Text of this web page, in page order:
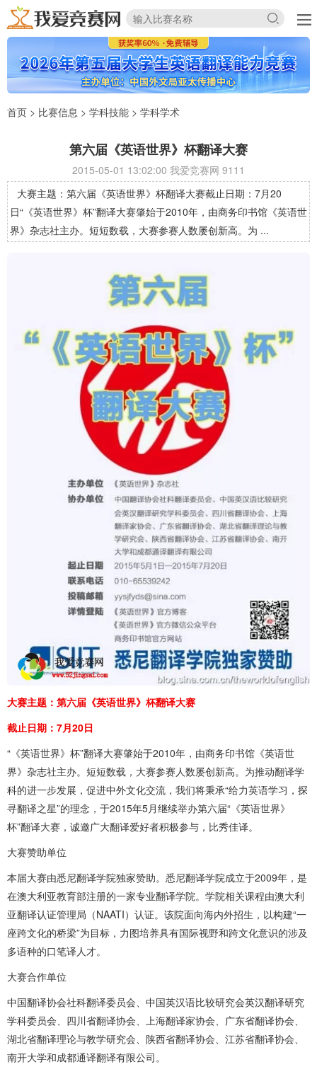
首页 > 比赛信息 > 学科技能 > 学科学术
第六届《英语世界》杯翻译大赛
2015-05-01 13:02:00 我爱竞赛网 9111
大赛主题：第六届《英语世界》杯翻译大赛截止日期：7月20
日“《英语世界》杯”翻译大赛肇始于2010年，由商务印书馆《英语世
界》杂志社主办。短短数载，大赛参赛人数屡创新高。为 ...
大赛主题：第六届《英语世界》杯翻译大赛
截止日期：7月20日
“《英语世界》杯”翻译大赛肇始于2010年，由商务印书馆《英语世
界》杂志社主办。短短数载，大赛参赛人数屡创新高。为推动翻译学
科的进一步发展，促进中外文化交流，我们将秉承“给力英语学习，探
寻翻译之星”的理念，于2015年5月继续举办第六届“《英语世界》
杯”翻译大赛，诚邀广大翻译爱好者积极参与，比秀佳译。
大赛赞助单位
本届大赛由悉尼翻译学院独家赞助。悉尼翻译学院成立于2009年，是
在澳大利亚教育部注册的一家专业翻译学院。学院相关课程由澳大利
亚翻译认证管理局（NAATI）认证。该院面向海内外招生，以构建“一
座跨文化的桥梁”为目标，力图培养具有国际视野和跨文化意识的涉及
多语种的口笔译人才。
大赛合作单位
中国翻译协会社科翻译委员会、中国英汉语比较研究会英汉翻译研究
学科委员会、四川省翻译协会、上海翻译家协会、广东省翻译协会、
湖北省翻译理论与教学研究会、陕西省翻译协会、江苏省翻译协会、
南开大学和成都通译翻译有限公司。